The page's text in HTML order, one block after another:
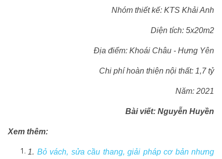
Nhóm thiết kế: KTS Khải Anh
Diện tích: 5x20m2
Địa điểm: Khoái Châu - Hưng Yên
Chi phí hoàn thiện nội thất: 1,7 tỷ
Năm: 2021
Bài viết: Nguyễn Huyền
Xem thêm:
1. Bỏ vách, sửa cầu thang, giải pháp cơ bản nhưng